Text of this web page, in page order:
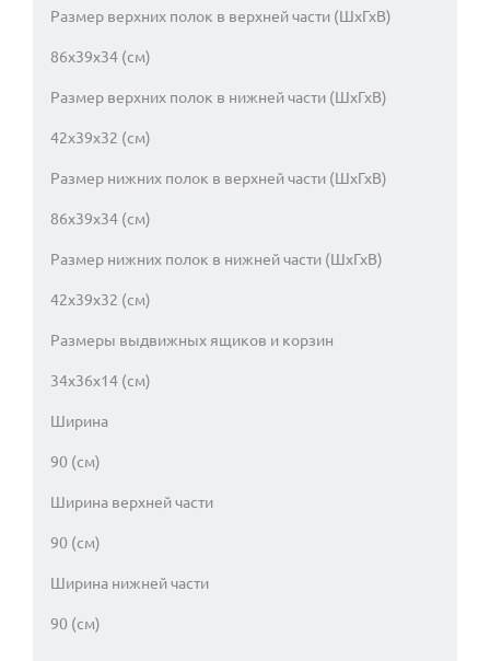
Размер верхних полок в верхней части (ШхГхВ)
86х39х34 (см)
Размер верхних полок в нижней части (ШхГхВ)
42х39х32 (см)
Размер нижних полок в верхней части (ШхГхВ)
86х39х34 (см)
Размер нижних полок в нижней части (ШхГхВ)
42х39х32 (см)
Размеры выдвижных ящиков и корзин
34х36х14 (см)
Ширина
90 (см)
Ширина верхней части
90 (см)
Ширина нижней части
90 (см)